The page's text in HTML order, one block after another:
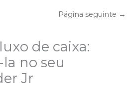
Página seguinte →
de caixa:
no seu
Jr